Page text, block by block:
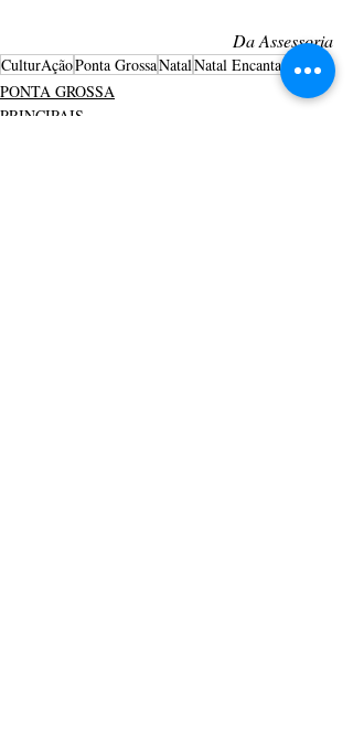
Da Assessoria
CulturAçãoPonta GrossaNatalNatal Encantado
PONTA GROSSA
PRINCIPAIS